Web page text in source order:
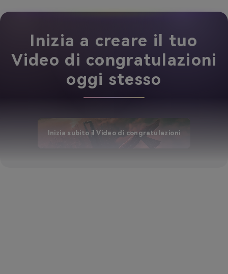
Inizia a creare il tuo
Video di congratulazioni
oggi stesso
Inizia subito il Video di congratulazioni